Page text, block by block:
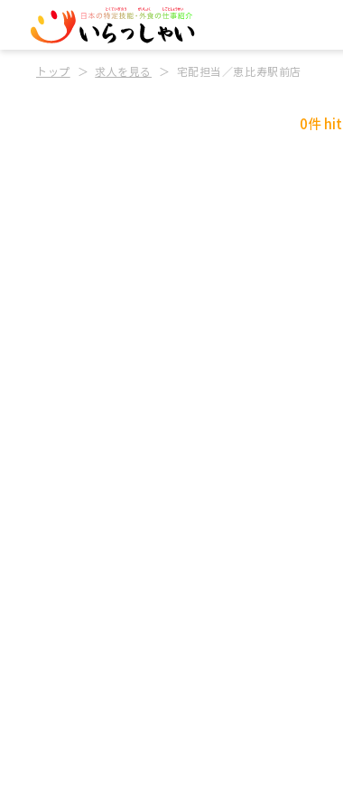
トップ 求人を見る 宅配担当／恵比寿駅前店
0件 hit